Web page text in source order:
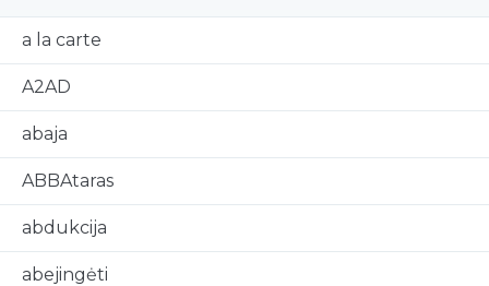
a la carte
A2AD
abaja
ABBAtaras
abdukcija
abejingėti